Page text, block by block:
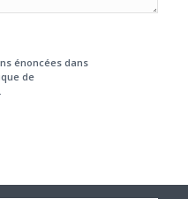
énoncées dans
de